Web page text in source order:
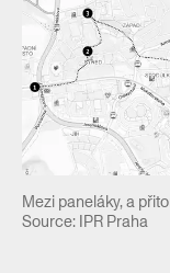
Mezi paneláky, a
Source: IPR Praha